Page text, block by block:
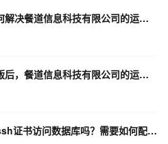
阿里云数据库MongoDB版如何解决餐道信息科技有限公司的运维难题？
使用阿里云数据库MongoDB版后，餐道信息科技有限公司的运维效率有何提升？
flinkcdc支持mongodb 通过ssh证书访问数据库吗？需要如何配置？